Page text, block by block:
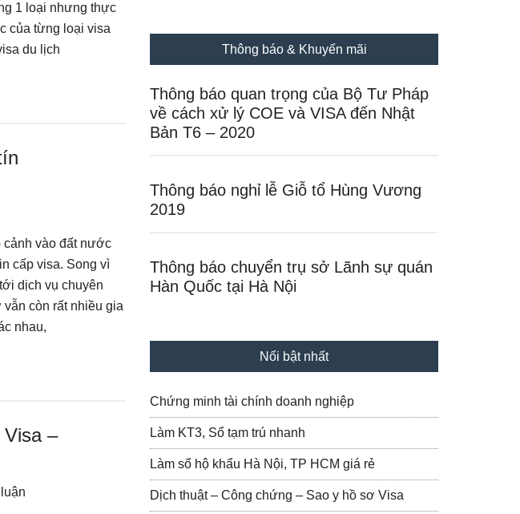
1 loại nhưng thực
của từng loại visa
du lịch
vào đất nước
cấp visa. Song vì
dịch vụ chuyên
còn rất nhiều gia
nhau,
–
Thông báo & Khuyến mãi
Thông báo quan trọng của Bộ Tư Pháp
về cách xử lý COE và VISA đến Nhật
Bản T6 – 2020
Thông báo nghỉ lễ Giỗ tổ Hùng Vương
2019
Thông báo chuyển trụ sở Lãnh sự quán
Hàn Quốc tại Hà Nội
Nổi bật nhất
Chứng minh tài chính doanh nghiệp
Làm KT3, Sổ tạm trú nhanh
Làm sổ hộ khẩu Hà Nội, TP HCM giá rẻ
Dịch thuật – Công chứng – Sao y hồ sơ Visa